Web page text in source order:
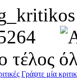
5264
τέλος
Γράψτε μία